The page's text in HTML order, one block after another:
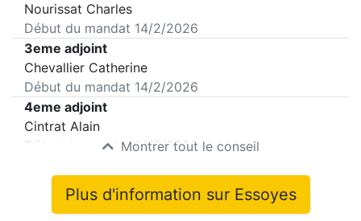
Nourissat Charles
Début du mandat 14/2/2026
3eme adjoint
Chevallier Catherine
Début du mandat 14/2/2026
4eme adjoint
Cintrat Alain
Début du mandat14/2/2026
Montrer tout le conseil
Plus d'information sur Essoyes